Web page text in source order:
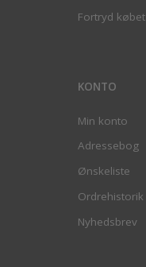
Fortryd købet
KONTO
Min konto
Adressebog
Ønskeliste
Ordrehistorik
Nyhedsbrev